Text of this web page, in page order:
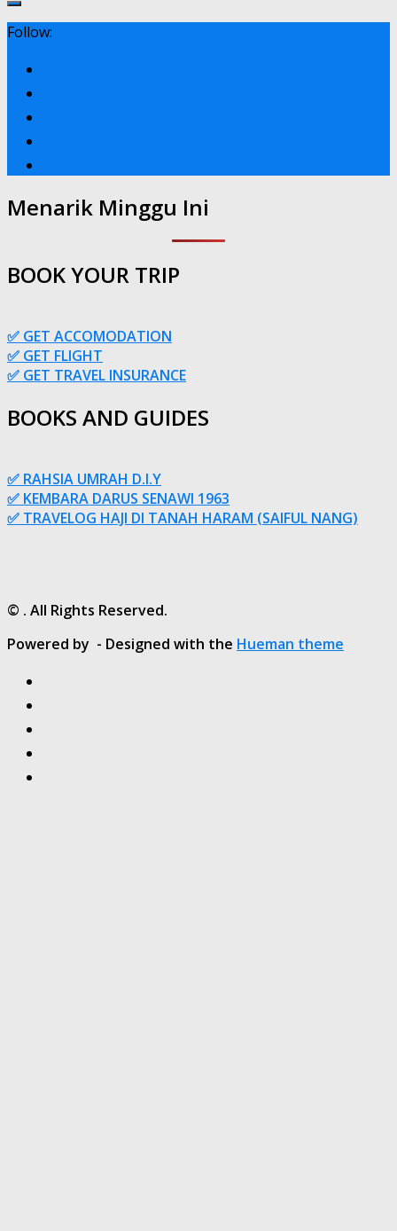
Follow:
Menarik Minggu Ini
BOOK YOUR TRIP
✅ GET ACCOMODATION
✅ GET FLIGHT
✅ GET TRAVEL INSURANCE
BOOKS AND GUIDES
✅ RAHSIA UMRAH D.I.Y
✅ KEMBARA DARUS SENAWI 1963
✅ TRAVELOG HAJI DI TANAH HARAM (SAIFUL NANG)
© . All Rights Reserved.
Powered by - Designed with the Hueman theme